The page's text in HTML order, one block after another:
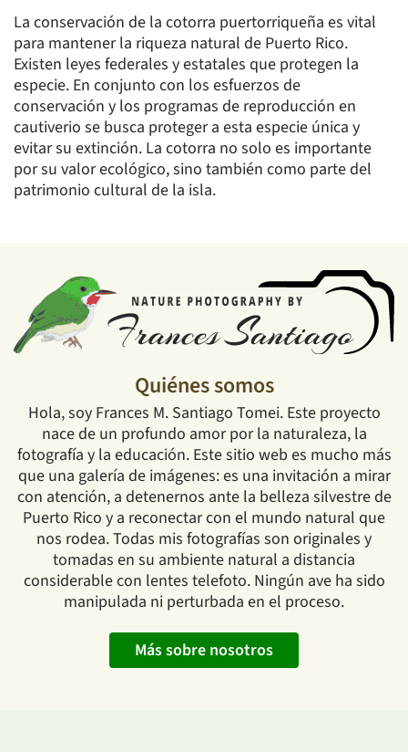
La conservación de la cotorra puertorriqueña es vital
para mantener la riqueza natural de Puerto Rico.
Existen leyes federales y estatales que protegen la
especie. En conjunto con los esfuerzos de
conservación y los programas de reproducción en
cautiverio se busca proteger a esta especie única y
evitar su extinción. La cotorra no solo es importante
por su valor ecológico, sino también como parte del
patrimonio cultural de la isla.
Quiénes somos
Hola, soy Frances M. Santiago Tomei. Este proyecto
nace de un profundo amor por la naturaleza, la
fotografía y la educación. Este sitio web es mucho más
que una galería de imágenes: es una invitación a mirar
con atención, a detenernos ante la belleza silvestre de
Puerto Rico y a reconectar con el mundo natural que
nos rodea. Todas mis fotografías son originales y
tomadas en su ambiente natural a distancia
considerable con lentes telefoto. Ningún ave ha sido
manipulada ni perturbada en el proceso.
Más sobre nosotros